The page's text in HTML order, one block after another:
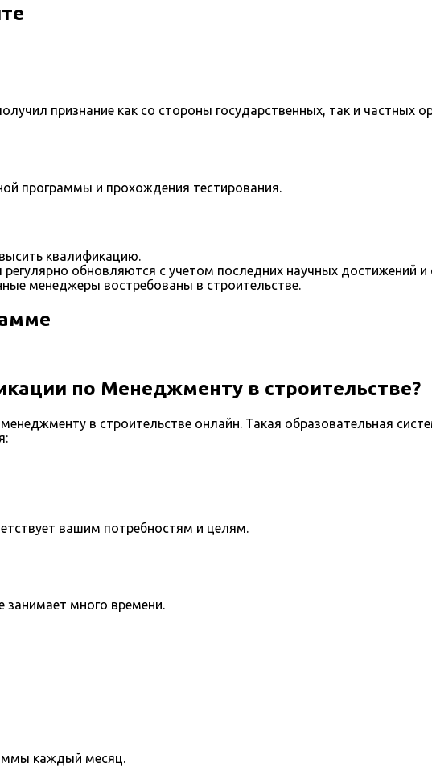
признание как со стороны государственных, так и частных
программы и прохождения тестирования.
квалификацию.
обновляются с учетом последних научных достижений и
менеджеры востребованы в строительстве.
по Менеджменту в строительстве?
в строительстве онлайн. Такая образовательная
вашим потребностям и целям.
занимает много времени.
каждый месяц.